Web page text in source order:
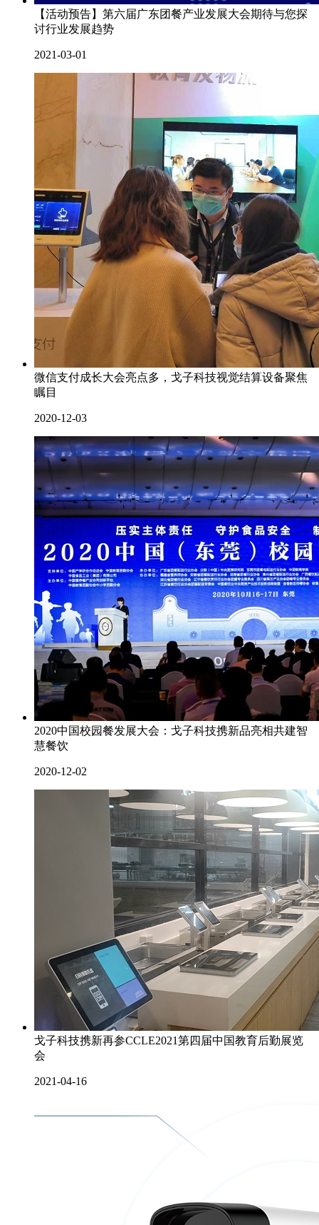
【活动预告】第六届广东团餐产业发展大会期待与您探
讨行业发展趋势
2021-03-01
微信支付成长大会亮点多，戈子科技视觉结算设备聚焦
瞩目
2020-12-03
2020中国校园餐发展大会：戈子科技携新品亮相共建智
慧餐饮
2020-12-02
戈子科技携新再参CCLE2021第四届中国教育后勤展览
会
2021-04-16